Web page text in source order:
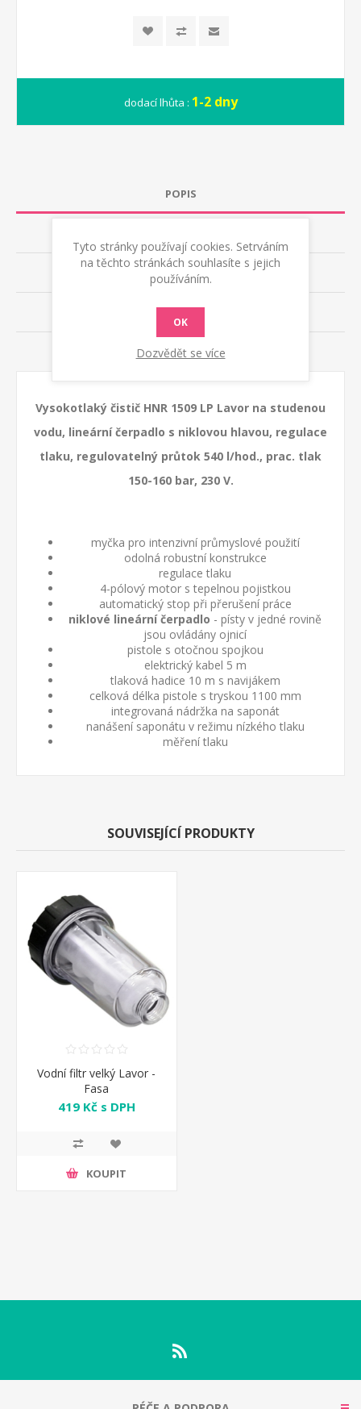
dodací lhůta : 1-2 dny
POPIS
RECENZE
KONTAKTUJTE NÁS
RADY A TIPY
Vysokotlaký čistič HNR 1509 LP Lavor na studenou
vodu, lineární čerpadlo s niklovou hlavou, regulace
tlaku, regulovatelný průtok 540 l/hod., prac. tlak
150-160 bar, 230 V.
myčka pro intenzivní průmyslové použití
odolná robustní konstrukce
regulace tlaku
4-pólový motor s tepelnou pojistkou
automatický stop při přerušení práce
niklové lineární čerpadlo - písty v jedné rovině
jsou ovládány ojnicí
pistole s otočnou spojkou
elektrický kabel 5 m
tlaková hadice 10 m s navijákem
celková délka pistole s tryskou 1100 mm
integrovaná nádržka na saponát
nanášení saponátu v režimu nízkého tlaku
měření tlaku
SOUVISEJÍCÍ PRODUKTY
Vodní filtr velký Lavor -
Fasa
419 Kč s DPH
KOUPIT
Tyto stránky používají cookies. Setrváním
na těchto stránkách souhlasíte s jejich
používáním.
OK
Dozvědět se více